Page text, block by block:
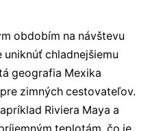
obdobím na návštevu
uniknúť chladnejšiemu
geografia Mexika
zimných cestovateľov.
Riviera Maya a